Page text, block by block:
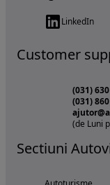
LinkedIn
Customer
(031)
(031)
(de Luni
Sectiuni